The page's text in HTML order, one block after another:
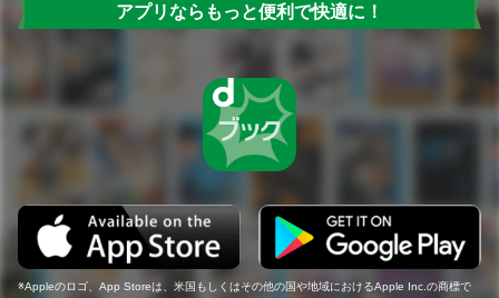
アプリならもっと便利で快適に！
Appleのロゴ、App Storeは、米国もしくはその他の国や地域におけるApple Inc.の商標で